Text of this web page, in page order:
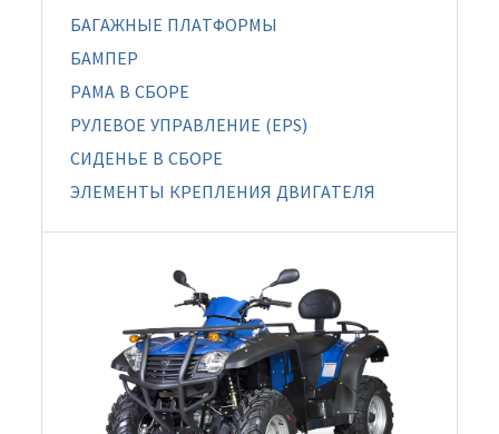
БАГАЖНЫЕ ПЛАТФОРМЫ
БАМПЕР
РАМА В СБОРЕ
РУЛЕВОЕ УПРАВЛЕНИЕ (EPS)
СИДЕНЬЕ В СБОРЕ
ЭЛЕМЕНТЫ КРЕПЛЕНИЯ ДВИГАТЕЛЯ